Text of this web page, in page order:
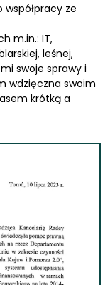
ze
m.in.: IT,
leśnej,
swoje sprawy i
wdzięczna swoim
krótką a